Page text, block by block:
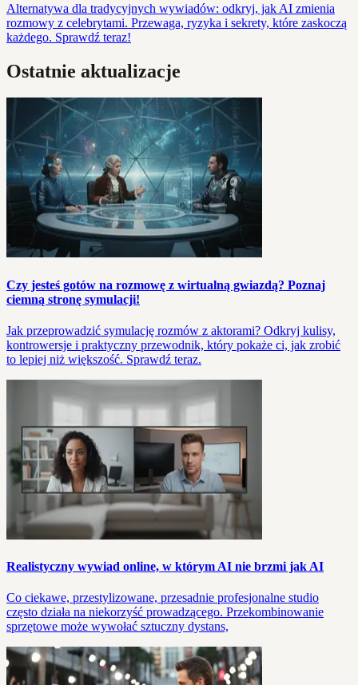
Alternatywa dla tradycyjnych wywiadów: odkryj, jak AI zmienia
rozmowy z celebrytami. Przewaga, ryzyka i sekrety, które zaskoczą
każdego. Sprawdź teraz!
Ostatnie aktualizacje
Czy jesteś gotów na rozmowę z wirtualną gwiazdą? Poznaj
ciemną stronę symulacji!
Jak przeprowadzić symulację rozmów z aktorami? Odkryj kulisy,
kontrowersje i praktyczny przewodnik, który pokaże ci, jak zrobić
to lepiej niż większość. Sprawdź teraz.
Realistyczny wywiad online, w którym AI nie brzmi jak AI
Co ciekawe, przestylizowane, przesadnie profesjonalne studio
często działa na niekorzyść prowadzącego. Przekombinowanie
sprzętowe może wywołać sztuczny dystans,